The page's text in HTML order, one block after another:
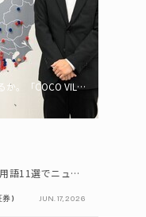
。「COCO VILLA Owners」
【超入門】金融用語11選でニュースが読める！ 知識ゼロからの賢い資産の育て方
) JUN. 17, 2026